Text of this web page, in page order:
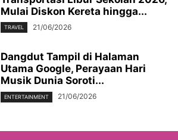
Mulai Diskon Kereta hingga...
TRAVEL 21/06/2026
Dangdut Tampil di Halaman
Utama Google, Perayaan Hari
Musik Dunia Soroti...
ENTERTAINMENT 21/06/2026